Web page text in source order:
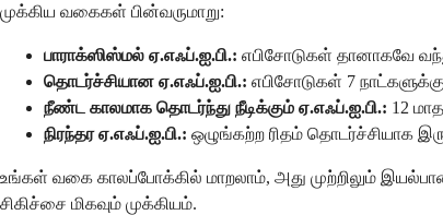
முக்கிய வகைகள் பின்வருமாறு:
பாராக்ஸிஸ்மல் ஏ.எஃப்.ஐ.பி.: எபிசோடுகள் தானாகவே
தொடர்ச்சியான ஏ.எஃப்.ஐ.பி.: எபிசோடுகள் 7
நீண்ட காலமாக தொடர்ந்து நீடிக்கும் ஏ.எஃப்.ஐ.பி.: 12
நிரந்தர ஏ.எஃப்.ஐ.பி.: ஒழுங்கற்ற ரிதம் தொடர்ச்சியாக
உங்கள் வகை காலப்போக்கில் மாறலாம், அது முற்றிலும்
சிகிச்சை மிகவும் முக்கியம்.